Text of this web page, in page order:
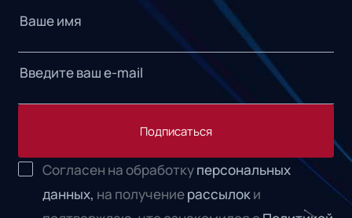
Подписаться
Согласен на обработкуперсональных
данных, на получениерассылоки